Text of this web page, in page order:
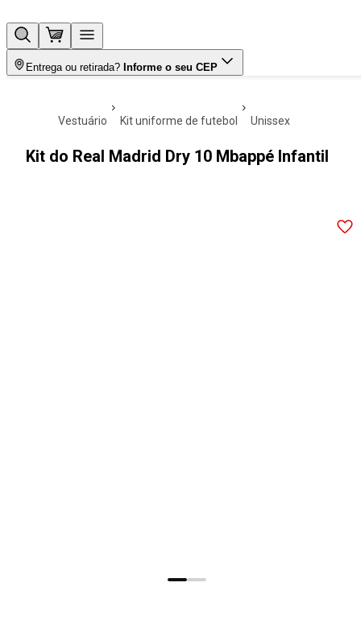
Entrega ou retirada? Informe o seu CEP
vestuário kit uniforme de futebol unissex
Kit do Real Madrid Dry 10 Mbappé Infantil